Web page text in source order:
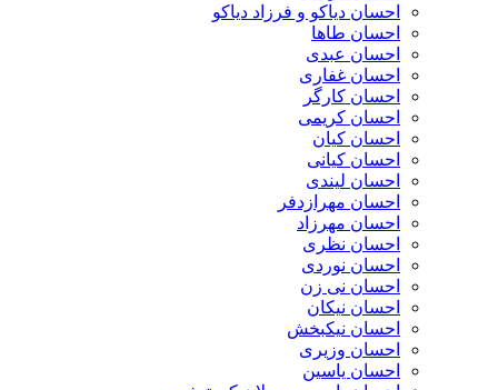
احسان دیاکو و فرزاد دیاکو
احسان طاها
احسان عبدی
احسان غفاری
احسان کارگر
احسان کریمی
احسان کیان
احسان کیانی
احسان لیندی
احسان مهرازدفر
احسان مهرزاد
احسان نظری
احسان نوردی
احسان نی زن
احسان نیکان
احسان نیکبخش
احسان وزیری
احسان یاسین